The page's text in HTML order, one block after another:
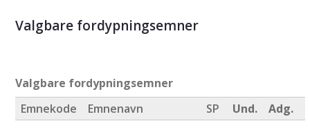
Valgbare fordypningsemner
Valgbare fordypningsemner
Emnekode
Emnenavn SP Und. Adg.